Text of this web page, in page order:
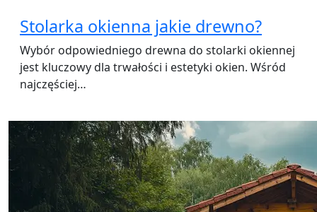
Stolarka okienna jakie drewno?
Wybór odpowiedniego drewna do stolarki okiennej
jest kluczowy dla trwałości i estetyki okien. Wśród
najczęściej…